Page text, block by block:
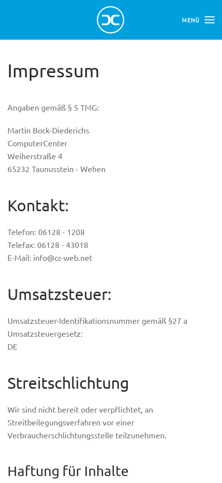
MENÜ
Impressum
Angaben gemäß § 5 TMG:
Martin Bock-Diederichs
ComputerCenter
Weiherstraße 4
65232 Taunusstein - Wehen
Kontakt:
Telefon: 06128 - 1208
Telefax: 06128 - 43018
E-Mail: info@cc-web.net
Umsatzsteuer:
Umsatzsteuer-Identifikationsnummer gemäß §27 a
Umsatzsteuergesetz:
DE
Streitschlichtung
Wir sind nicht bereit oder verpflichtet, an
Streitbeilegungsverfahren vor einer
Verbraucherschlichtungsstelle teilzunehmen.
Haftung für Inhalte